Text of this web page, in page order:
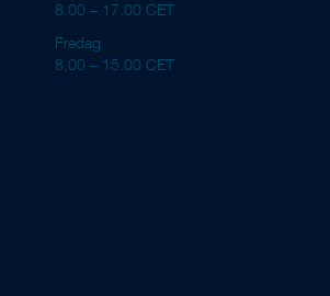
8.00 – 17.00 CET
Fredag
8.00 – 15.00 CET